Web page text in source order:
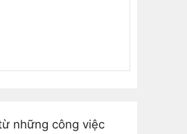
những công việc